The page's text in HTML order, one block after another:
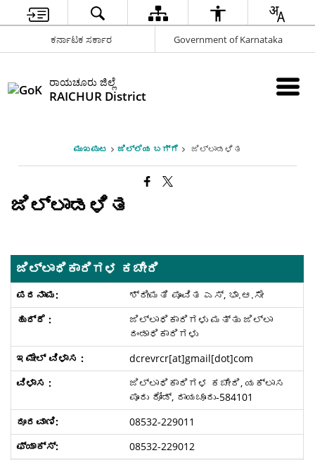
ಕರ್ನಾಟಕ ಸರ್ಕಾರ Government of Karnataka
ರಾಯಚೂರು ಜಿಲ್ಲೆ
RAICHUR District
ಮುಖಪುಟ ಜಿಲ್ಲೆಯ ಬಗ್ಗೆ ಜಿಲ್ಲಾಡಳಿತ
ಜಿಲ್ಲಾಡಳಿತ
ಜಿಲ್ಲಾಧಿಕಾರಿಗಳ ಕಚೇರಿ
ಶ್ರೀಮತಿ ಪೂವಿತ ಎಸ್, ಭಾ.ಆ.ಸೇ
ಜಿಲ್ಲಾಧಿಕಾರಿಗಳು ಮತ್ತು ಜಿಲ್ಲಾ
ದಂಡಾಧಿಕಾರಿಗಳು
dcrevrcr[at]gmail[dot]com
ಜಿಲ್ಲಾಧಿಕಾರಿಗಳ ಕಚೇರಿ, ಯಕ್ಲಾಸ
ಪೂರು ರೋಡ್‌, ರಾಯಚೂರು-584101
08532-229011
08532-229012